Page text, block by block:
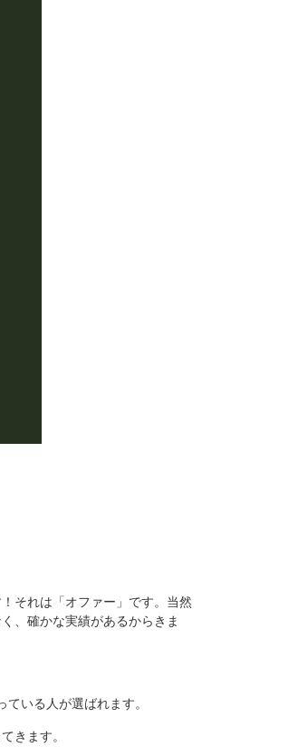
それは「オファー」です。当然
、確かな実績があるからきま
いる人が選ばれます。
きます。